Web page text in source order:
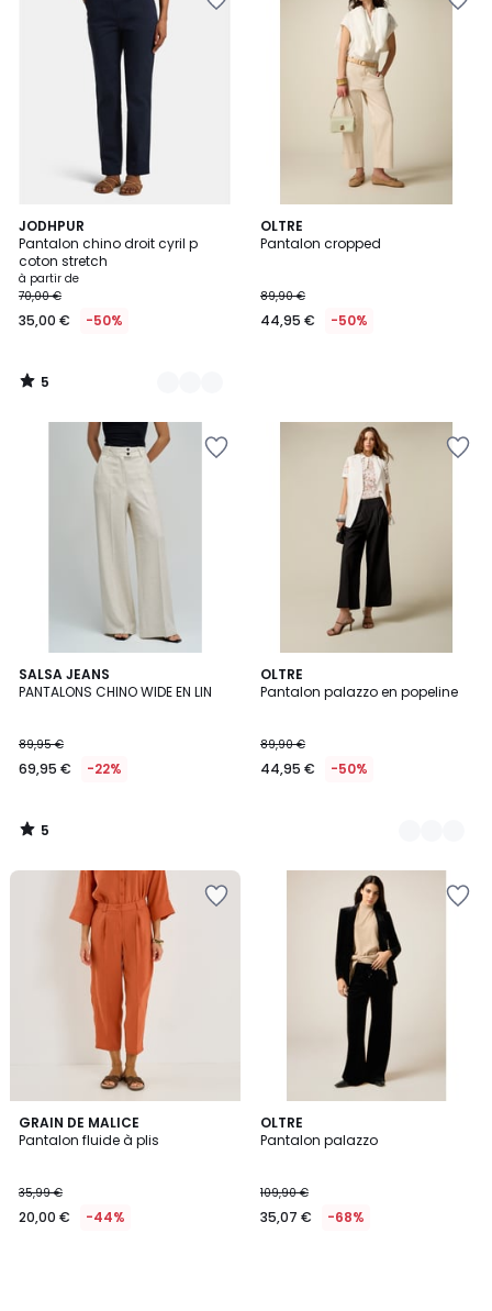
JODHPUR
Pantalon chino droit cyril p
coton stretch
à partir de
70,00 €
35,00 € -50%
5
/
5
3
Couleurs
5
/
OLTRE
Pantalon cropped
89,90 €
44,95 € -50%
SALSA JEANS
PANTALONS CHINO WIDE EN LIN
89,95 €
69,95 € -22%
5
/
5
/
OLTRE
Pantalon palazzo en popeline
89,90 €
44,95 € -50%
2
Couleurs
GRAIN DE MALICE
Pantalon fluide à plis
35,99 €
20,00 € -44%
OLTRE
Pantalon palazzo
109,90 €
35,07 € -68%